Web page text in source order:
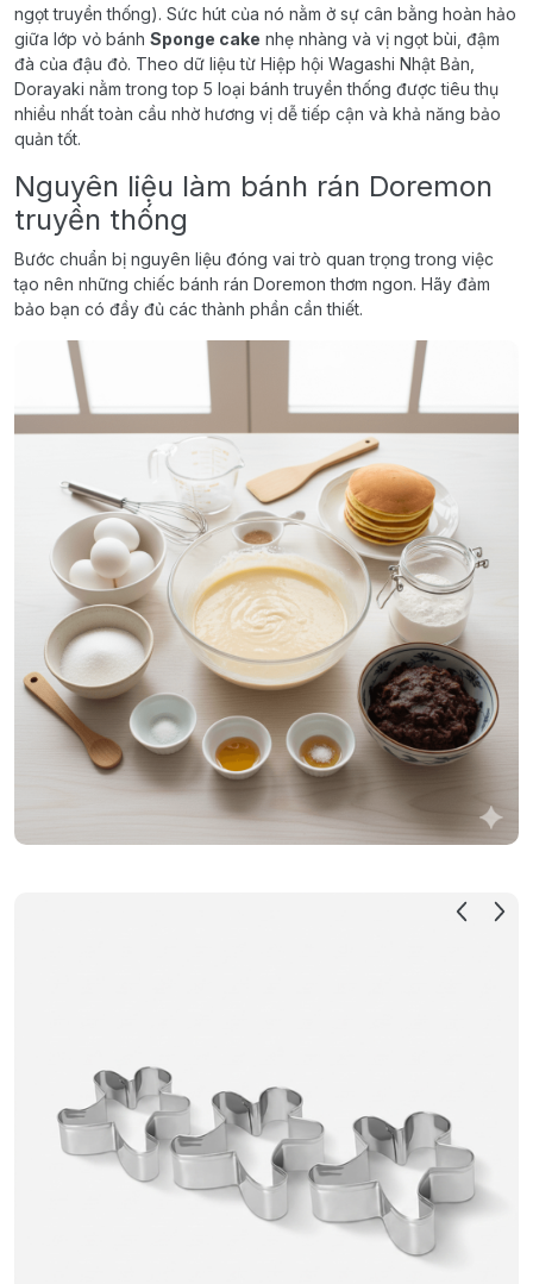
ngọt truyền thống). Sức hút của nó nằm ở sự cân bằng hoàn hảo
giữa lớp vỏ bánh Sponge cake nhẹ nhàng và vị ngọt bùi, đậm
đà của đậu đỏ. Theo dữ liệu từ Hiệp hội Wagashi Nhật Bản,
Dorayaki nằm trong top 5 loại bánh truyền thống được tiêu thụ
nhiều nhất toàn cầu nhờ hương vị dễ tiếp cận và khả năng bảo
quản tốt.
Nguyên liệu làm bánh rán Doremon
truyền thống
Bước chuẩn bị nguyên liệu đóng vai trò quan trọng trong việc
tạo nên những chiếc bánh rán Doremon thơm ngon. Hãy đảm
bảo bạn có đầy đủ các thành phần cần thiết.